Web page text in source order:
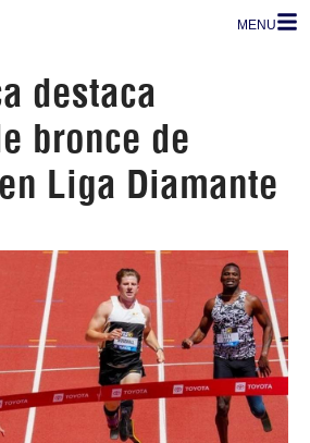
MENU
destaca
bronce de
Liga Diamante